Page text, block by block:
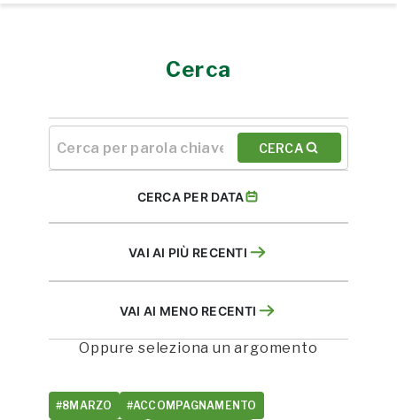
Cerca
CERCA
CERCA PER DATA
VAI AI PIÙ RECENTI
VAI AI MENO RECENTI
Oppure seleziona un argomento
#8MARZO #ACCOMPAGNAMENTO